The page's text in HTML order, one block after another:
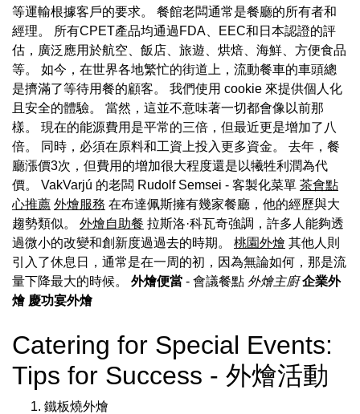
等運輸根據客戶的要求。 餐館老闆通常是餐廳的所有者和
經理。 所有CPET產品均通過FDA、EEC和日本認證的評
估，廣泛應用於航空、飯店、旅遊、烘焙、海鮮、方便食品
等。 如今，在世界各地繁忙的街道上，流動餐車的車頭總
是擠滿了等待用餐的顧客。 我們使用 cookie 來提供個人化
且安全的體驗。 當然，這並不意味著一切都會像以前那
樣。 現在的能源費用是平常的三倍，但最近更是增加了八
倍。 同時，必須在原料和工資上投入更多資金。 去年，餐
廳漲價3次，但費用的增加很大程度還是以犧牲利潤為代
價。 VakVarjú 的老闆 Rudolf Semsei - 客製化菜單 茶會點
心推薦 外燴服務 在布達佩斯擁有幾家餐廳，他的經歷與大
趨勢類似。 外燴自助餐 拉斯洛·科瓦奇強調，許多人能夠透
過微小的改變和創新度過過去的時期。 桃園外燴 其他人則
引入了休息日，通常是在一周的初，因為無論如何，那是流
量下降最大的時候。 外燴便當 - 會議餐點 外燴主廚 企業外
燴 慶功宴外燴
Catering for Special Events:
Tips for Success - 外燴活動
鐵板燒外燴